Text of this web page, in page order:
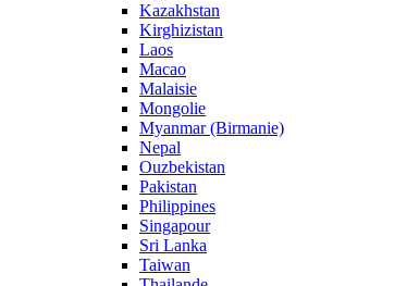
Kazakhstan
Kirghizistan
Laos
Macao
Malaisie
Mongolie
Myanmar (Birmanie)
Nepal
Ouzbekistan
Pakistan
Philippines
Singapour
Sri Lanka
Taiwan